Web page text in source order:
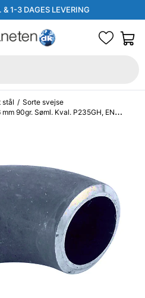
& 1-3 DAGES LEVERING
stål / Sorte svejse
90gr. Søml. Kval. P235GH, EN